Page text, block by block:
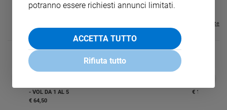
Visualizza tutte le riviste
- VOL DA 1 AL 5
€ 64,50
€ 18,50
potranno essere richiesti annunci limitati.
ACCETTA TUTTO
Rifiuta tutto